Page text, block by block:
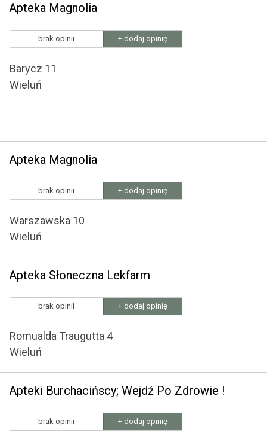
Apteka Magnolia
brak opinii + dodaj opinię
Barycz 11
Wieluń
Apteka Magnolia
brak opinii + dodaj opinię
Warszawska 10
Wieluń
Apteka Słoneczna Lekfarm
brak opinii + dodaj opinię
Romualda Traugutta 4
Wieluń
Apteki Burchacińscy; Wejdź Po Zdrowie !
brak opinii + dodaj opinię